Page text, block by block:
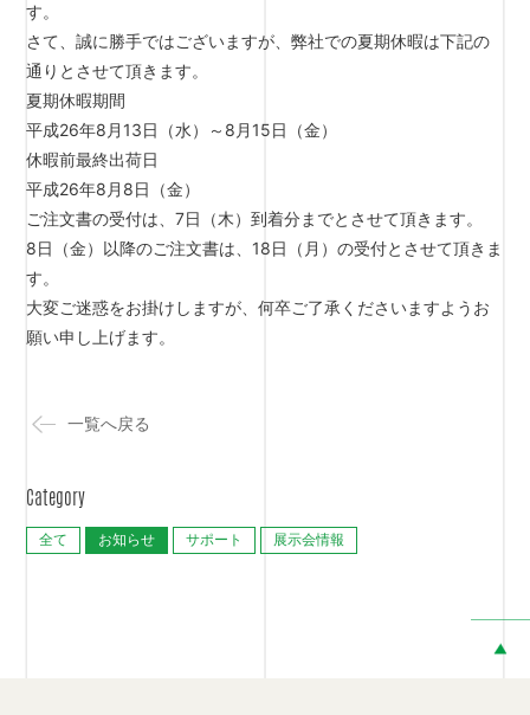
一覧へ戻る
Category
全て お知らせ サポート 展示会情報
す。
さて、誠に勝手ではございますが、弊社での夏期休暇は下記の
通りとさせて頂きます。
夏期休暇期間
平成26年8月13日（水）～8月15日（金）
休暇前最終出荷日
平成26年8月8日（金）
ご注文書の受付は、7日（木）到着分までとさせて頂きます。
8日（金）以降のご注文書は、18日（月）の受付とさせて頂きま
す。
大変ご迷惑をお掛けしますが、何卒ご了承くださいますようお
願い申し上げます。